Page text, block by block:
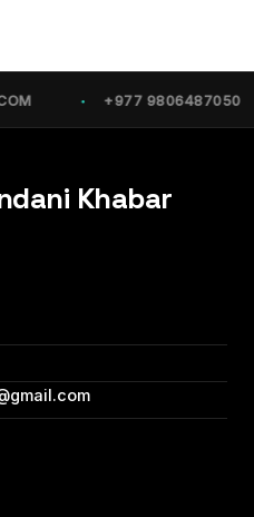
+977 9806487050
Khabar